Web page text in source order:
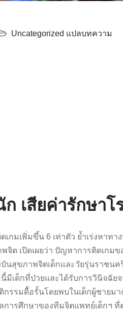
Uncategorized แปลบทความ
เสียค่ารักษา
ดเกมเพิ่มขึ้น 6 เท่าตัว ย้ำเร่งห
จิต เปิดเผยว่า ปัญหาการติดเก
สุขภาพจิตเด็กและวัยรุ่นราชนค
มีเด็กที่ป่วยและได้รับการวินิจฉั
รมดื้อรั้นโดยพบในเด็กผู้ชายมา
ศึกษาของทีมจิตแพทย์เด็กฯ ที่ต